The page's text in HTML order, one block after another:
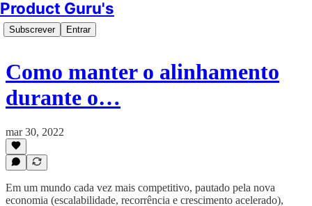
Product Guru's
Subscrever Entrar
Como manter o alinhamento
durante o…
mar 30, 2022
Em um mundo cada vez mais competitivo, pautado pela nova
economia (escalabilidade, recorrência e crescimento acelerado),